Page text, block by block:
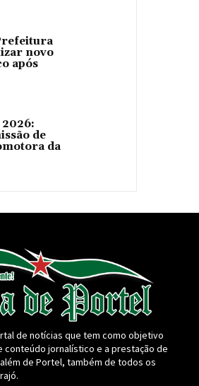
novo
após
de
da
de notícias que tem como objetivo
conteúdo jornalístico e a prestação de
de Portel, também de todos os